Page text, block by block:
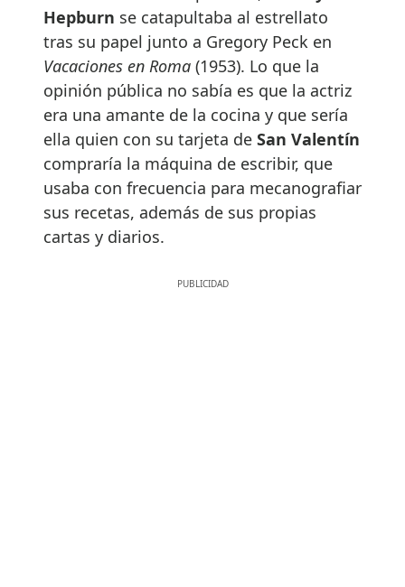
Hepburn se catapultaba al estrellato
tras su papel junto a Gregory Peck en
Vacaciones en Roma (1953). Lo que la
opinión pública no sabía es que la actriz
era una amante de la cocina y que sería
ella quien con su tarjeta de San Valentín
compraría la máquina de escribir, que
usaba con frecuencia para mecanografiar
sus recetas, además de sus propias
cartas y diarios.